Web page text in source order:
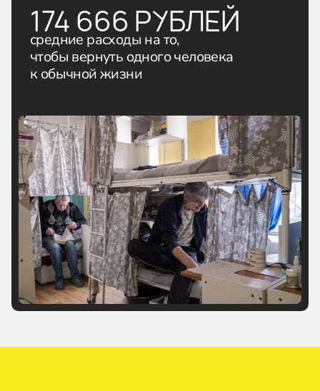
174 666 РУБЛЕЙ
средние расходы на то,
чтобы вернуть одного человека
к обычной жизни